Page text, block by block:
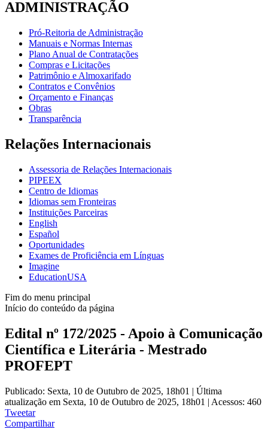
ADMINISTRAÇÃO
Pró-Reitoria de Administração
Manuais e Normas Internas
Plano Anual de Contratações
Compras e Licitações
Patrimônio e Almoxarifado
Contratos e Convênios
Orçamento e Finanças
Obras
Transparência
Relações Internacionais
Assessoria de Relações Internacionais
PIPEEX
Centro de Idiomas
Idiomas sem Fronteiras
Instituições Parceiras
English
Español
Oportunidades
Exames de Proficiência em Línguas
Imagine
EducationUSA
Fim do menu principal
Início do conteúdo da página
Edital nº 172/2025 - Apoio à Comunicação
Científica e Literária - Mestrado
PROFEPT
Publicado: Sexta, 10 de Outubro de 2025, 18h01 | Última
atualização em Sexta, 10 de Outubro de 2025, 18h01 | Acessos: 460
Tweetar
Compartilhar